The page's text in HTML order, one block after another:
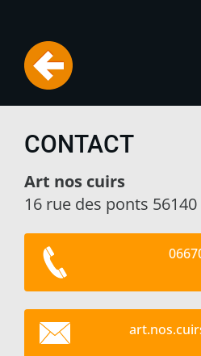
CONTACT
Art nos cuirs
16 rue des ponts
art.nos.